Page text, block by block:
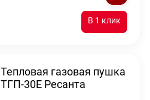
Тепловая газовая пушка
ТГП-30E Ресанта